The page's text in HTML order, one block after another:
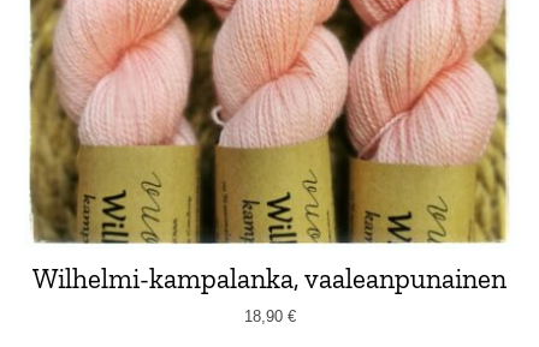
Wilhelmi-kampalanka, vaaleanpunainen
18,90 €